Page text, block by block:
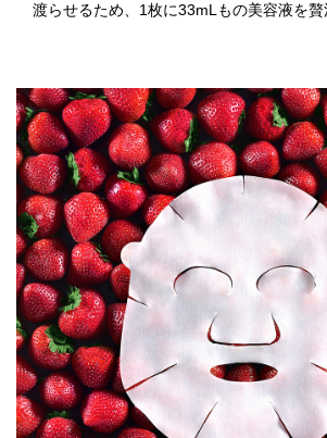
渡らせるため、1枚に33mLもの美容液を贅